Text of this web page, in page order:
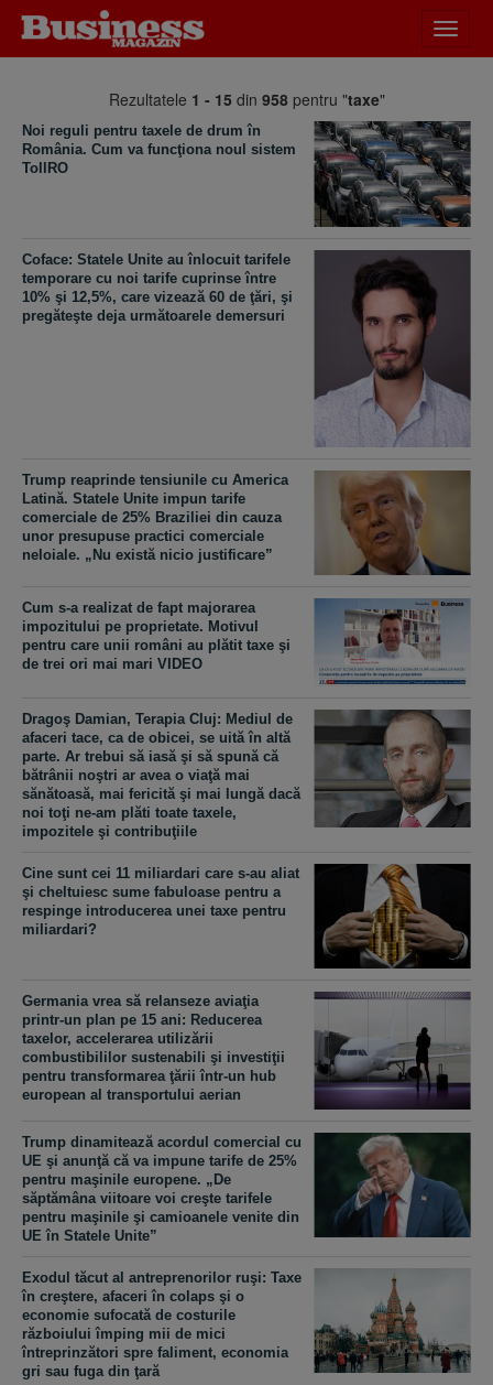
meniu
Rezultatele 1 - 15 din 958pentru "taxe"
Noi reguli pentru taxele de drum în
România. Cum va funcţiona noul sistem
TollRO
Coface: Statele Unite au înlocuit tarifele
temporare cu noi tarife cuprinse între
10% şi 12,5%, care vizează 60 de ţări, şi
pregăteşte deja următoarele demersuri
Trump reaprinde tensiunile cu America
Latină. Statele Unite impun tarife
comerciale de 25% Braziliei din cauza
unor presupuse practici comerciale
neloiale. „Nu există nicio justificare”
Cum s-a realizat de fapt majorarea
impozitului pe proprietate. Motivul
pentru care unii români au plătit taxe şi
de trei ori mai mari VIDEO
Dragoş Damian, Terapia Cluj: Mediul de
afaceri tace, ca de obicei, se uită în altă
parte. Ar trebui să iasă şi să spună că
bătrânii noştri ar avea o viaţă mai
sănătoasă, mai fericită şi mai lungă dacă
noi toţi ne-am plăti toate taxele,
impozitele şi contribuţiile
Cine sunt cei 11 miliardari care s-au aliat
şi cheltuiesc sume fabuloase pentru a
respinge introducerea unei taxe pentru
miliardari?
Germania vrea să relanseze aviaţia
printr-un plan pe 15 ani: Reducerea
taxelor, accelerarea utilizării
combustibililor sustenabili şi investiţii
pentru transformarea ţării într-un hub
european al transportului aerian
Trump dinamitează acordul comercial cu
UE şi anunţă că va impune tarife de 25%
pentru maşinile europene. „De
săptămâna viitoare voi creşte tarifele
pentru maşinile şi camioanele venite din
UE în Statele Unite”
Exodul tăcut al antreprenorilor ruşi: Taxe
în creştere, afaceri în colaps şi o
economie sufocată de costurile
războiului împing mii de mici
întreprinzători spre faliment, economia
gri sau fuga din ţară